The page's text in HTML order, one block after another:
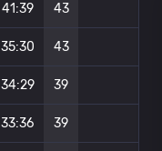
41:39 43
35:30 43
34:29 39
33:36 39